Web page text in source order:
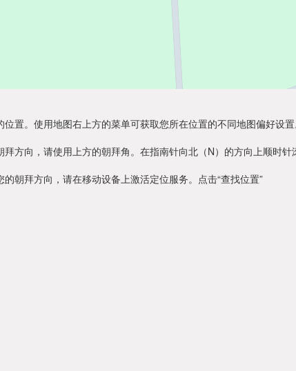
置。使用地图右上方的菜单可获取您所在位置的不同地图偏好设置
方向，请使用上方的朝拜角。在指南针向北（N）的方向上顺时针
朝拜方向，请在移动设备上激活定位服务。点击“查找位置”